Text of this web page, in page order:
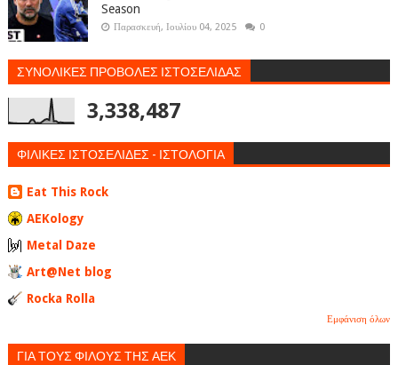
Season
Παρασκευή, Ιουλίου 04, 2025 0
ΣΥΝΟΛΙΚΕΣ ΠΡΟΒΟΛΕΣ ΙΣΤΟΣΕΛΙΔΑΣ
3,338,487
ΦΙΛΙΚΕΣ ΙΣΤΟΣΕΛΙΔΕΣ - ΙΣΤΟΛΟΓΙΑ
Eat This Rock
AEKology
Metal Daze
Art@Net blog
Rocka Rolla
Εμφάνιση όλων
ΓΙΑ ΤΟΥΣ ΦΙΛΟΥΣ ΤΗΣ ΑΕΚ